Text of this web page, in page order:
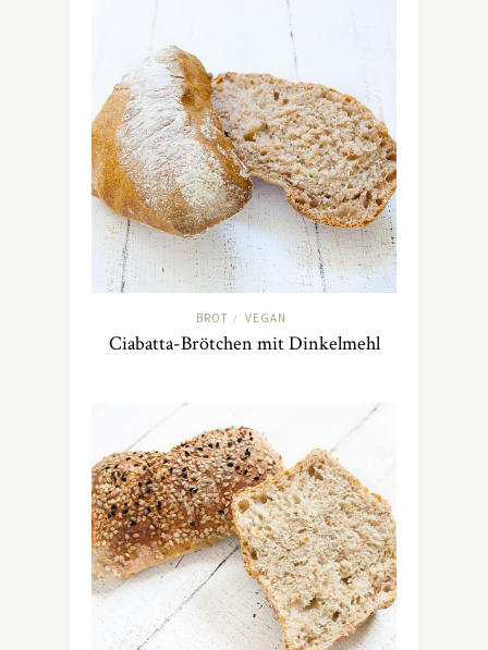
BROT / VEGAN
Ciabatta-Brötchen mit Dinkelmehl